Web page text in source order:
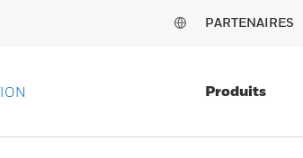
PARTENAIRES
Produits